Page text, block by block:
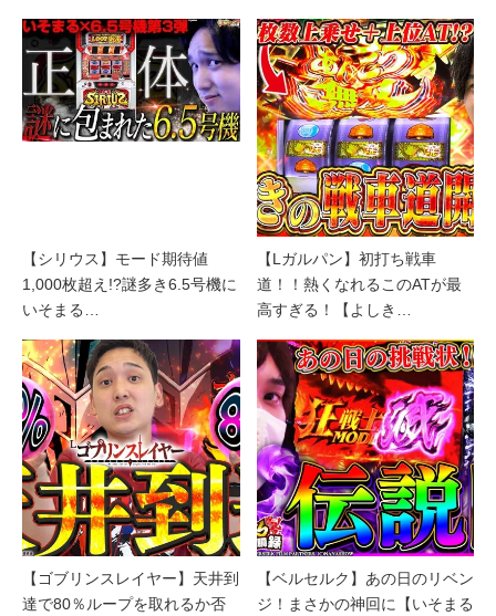
【シリウス】モード期待値
1,000枚超え!?謎多き6.5号機に
いそまる…
【Lガルパン】初打ち戦車
道！！熱くなれるこのATが最
高すぎる！【よしき…
【ゴブリンスレイヤー】天井到
達で80％ループを取れるか否
【ベルセルク】あの日のリベン
ジ！まさかの神回に【いそまる